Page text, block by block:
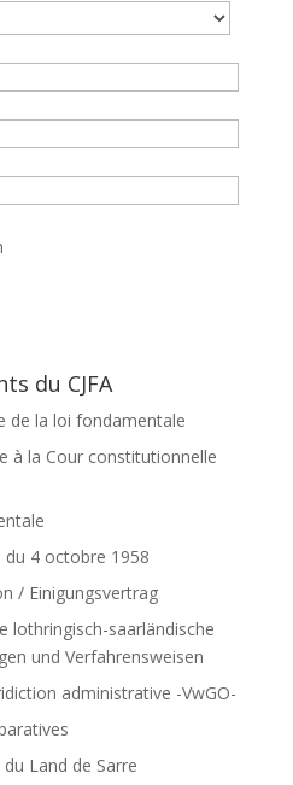
du CJFA
de la loi fondamentale
à la Cour constitutionnelle
du 4 octobre 1958
/ Einigungsvertrag
lothringisch-saarländische
und Verfahrensweisen
administrative -VwGO-
du Land de Sarre